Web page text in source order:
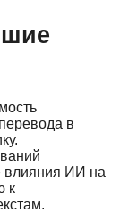
в
влияния ИИ на
к